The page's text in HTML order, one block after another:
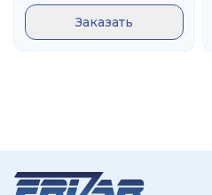
Заказать